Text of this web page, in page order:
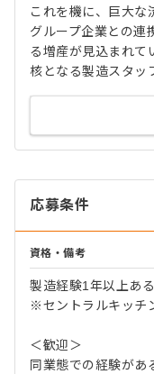
これを機に、巨大な
グループ企業との連
る増産が見込まれて
核となる製造スタッ
応募条件
資格・備考
製造経験1年以上あ
※セントラルキッチ
＜歓迎＞
同業態での経験があ